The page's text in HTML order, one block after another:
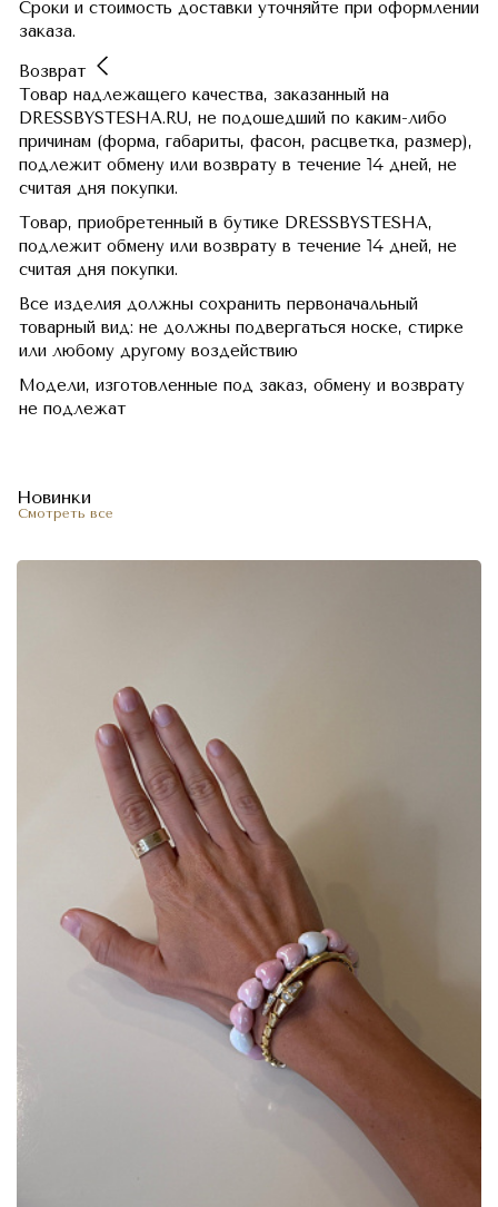
Сроки и стоимость доставки уточняйте при оформлении
заказа.
Возврат
Товар надлежащего качества, заказанный на
DRESSBYSTESHA.RU, не подошедший по каким-либо
причинам (форма, габариты, фасон, расцветка, размер),
подлежит обмену или возврату в течение 14 дней, не
считая дня покупки.
Товар, приобретенный в бутике DRESSBYSTESHA,
подлежит обмену или возврату в течение 14 дней, не
считая дня покупки.
Все изделия должны сохранить первоначальный
товарный вид: не должны подвергаться носке, стирке
или любому другому воздействию
Модели, изготовленные под заказ, обмену и возврату
не подлежат
Новинки
Смотреть все